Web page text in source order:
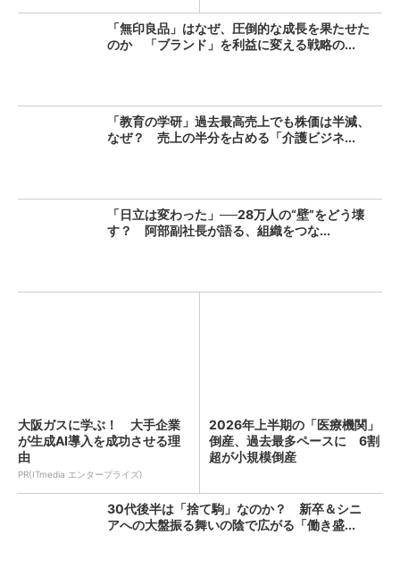
「無印良品」はなぜ、圧倒的な成長を果たせた
のか 「ブランド」を利益に変える戦略の...
「教育の学研」過去最高売上でも株価は半減、
なぜ？ 売上の半分を占める「介護ビジネ...
「日立は変わった」──28万人の“壁”をどう壊
す？ 阿部副社長が語る、組織をつな...
大阪ガスに学ぶ！ 大手企業
が生成AI導入を成功させる理
由
PR(ITmedia エンタープライズ)
2026年上半期の「医療機関」
倒産、過去最多ペースに 6割
超が小規模倒産
30代後半は「捨て駒」なのか？ 新卒＆シニ
アへの大盤振る舞いの陰で広がる「働き盛...